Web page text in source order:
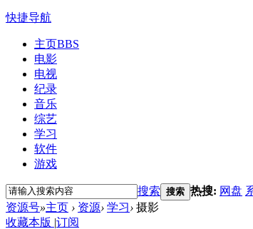
快捷导航
主页BBS
电影
电视
纪录
音乐
综艺
学习
软件
游戏
搜索 搜索 热搜: 网盘
资源号»主页 › 资源› 学习› 摄影
收藏本版 |订阅